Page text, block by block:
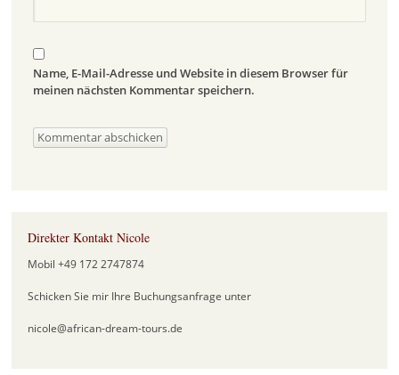
Name, E-Mail-Adresse und Website in diesem Browser für
meinen nächsten Kommentar speichern.
Direkter Kontakt Nicole
Mobil +49 172 2747874
Schicken Sie mir Ihre Buchungsanfrage unter
nicole@african-dream-tours.de